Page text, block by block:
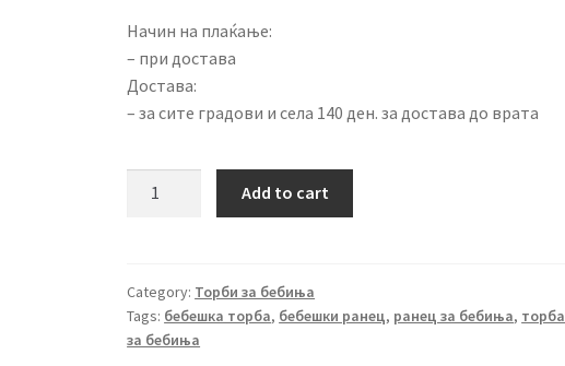
Начин на плаќање:
– при достава
Достава:
– за сите градови и села 140 ден. за достава до врата
quantity
Add to cart
Category: Торби за бебиња
Tags: бебешка торба, бебешки ранец, ранец за бебиња, торба
за бебиња